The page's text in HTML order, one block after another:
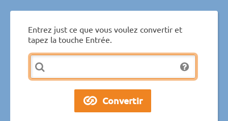
Entrez just ce que vous voulez convertir et
tapez la touche Entrée.